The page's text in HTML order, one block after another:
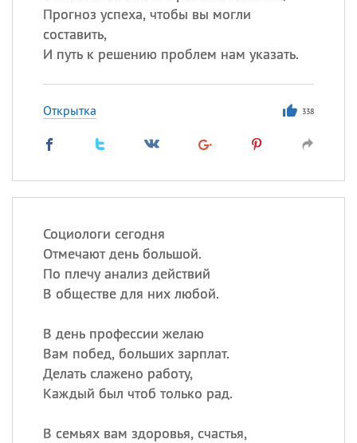
Прогноз успеха, чтобы вы могли
составить,
И путь к решению проблем нам указать.
Открытка 338
Социологи сегодня
Отмечают день большой.
По плечу анализ действий
В обществе для них любой.
В день профессии желаю
Вам побед, больших зарплат.
Делать слажено работу,
Каждый был чтоб только рад.
В семьях вам здоровья, счастья,